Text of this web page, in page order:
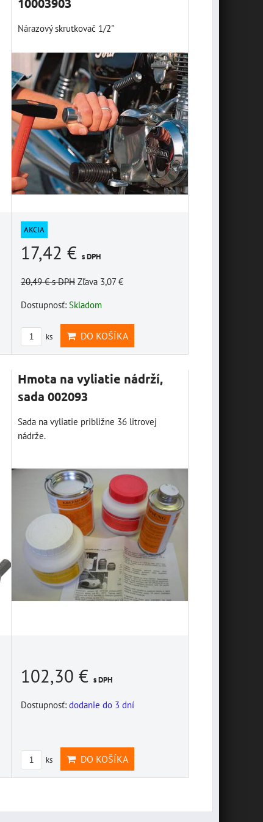
Nárazový skrutkovač 1/2"
AKCIA
17,42 €s DPH
20,49 €s DPH Zľava 3,07 €
Dostupnosť:Skladom
ks DO KOŠÍKA
Hmota na vyliatie nádrží,
sada 002093
Sada na vyliatie približne 36 litrovej
nádrže.
102,30 €s DPH
Dostupnosť:dodanie do 3 dní
ks DO KOŠÍKA